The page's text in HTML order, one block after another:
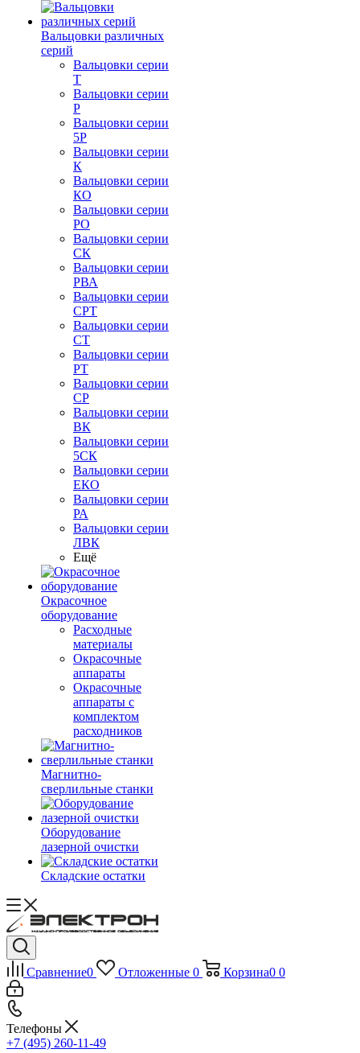
Вальцовки различных
серий
Вальцовки серии
Т
Вальцовки серии
Р
Вальцовки серии
5Р
Вальцовки серии
К
Вальцовки серии
КО
Вальцовки серии
РО
Вальцовки серии
СК
Вальцовки серии
РВА
Вальцовки серии
СРТ
Вальцовки серии
СТ
Вальцовки серии
РТ
Вальцовки серии
СР
Вальцовки серии
ВК
Вальцовки серии
5СК
Вальцовки серии
ЕКО
Вальцовки серии
РА
Вальцовки серии
ЛВК
Ещё
Окрасочное
оборудование
Расходные
материалы
Окрасочные
аппараты
Окрасочные
аппараты с
комплектом
расходников
Магнитно-
сверлильные станки
Оборудование
лазерной очистки
Складские остатки
Сравнение0 Отложенные 0 Корзина0 0
Телефоны
+7 (495) 260-11-49